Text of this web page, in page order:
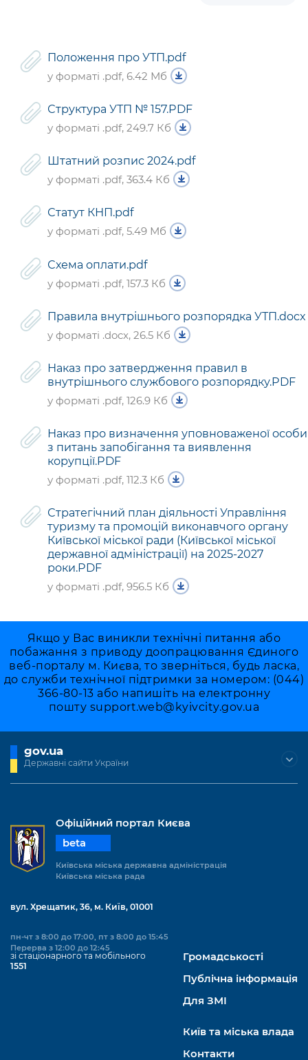
Положення про УТП.pdf
у форматі .pdf, 6.42 Мб
Структура УТП № 157.PDF
у форматі .pdf, 249.7 Кб
Штатний розпис 2024.pdf
у форматі .pdf, 363.4 Кб
Статут КНП.pdf
у форматі .pdf, 5.49 Мб
Схема оплати.pdf
у форматі .pdf, 157.3 Кб
Правила внутрішнього розпорядка УТП.docx
у форматі .docx, 26.5 Кб
Наказ про затвердження правил в
внутрішнього службового розпорядку.PDF
у форматі .pdf, 126.9 Кб
Наказ про визначення уповноваженої особи
з питань запобігання та виявлення
корупції.PDF
у форматі .pdf, 112.3 Кб
Стратегічний план діяльності Управління
туризму та промоцій виконавчого органу
Київської міської ради (Київської міської
державної адміністрації) на 2025-2027
роки.PDF
у форматі .pdf, 956.5 Кб
Якщо у Вас виникли технічні питання або
побажання з приводу доопрацювання Єдиного
веб-порталу м. Києва, то зверніться, будь ласка,
до служби технічної підтримки за номером: (044)
366-80-13 або напишіть на електронну
пошту support.web@kyivcity.gov.ua
gov.ua
Державні сайти України
Офіційний портал Києва
beta
Київська міська державна адміністрація
Київська міська рада
вул. Хрещатик, 36, м. Київ, 01001
пн-чт з 8:00 до 17:00, пт з 8:00 до 15:45
Перерва з 12:00 до 12:45
зі стаціонарного та мобільного
1551
Громадськості
Публічна інформація
Для ЗМІ
Київ та міська влада
Контакти